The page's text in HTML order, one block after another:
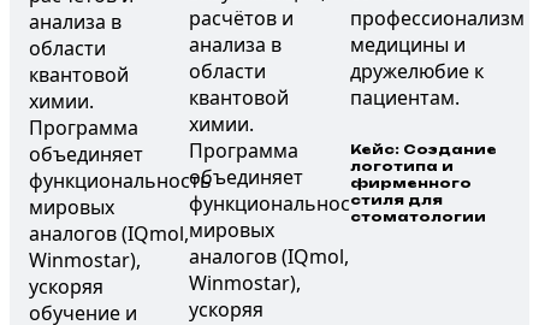
Кейс: Создание
логотипа и
фирменного
стиля для
стоматологии